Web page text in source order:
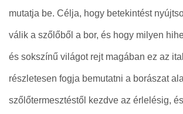
mutatja be. Célja, hogy betekintést
válik a szőlőből a bor, és hogy milyen
és sokszínű világot rejt magában ez az
részletesen fogja bemutatni a borászat
szőlőtermesztéstől kezdve az érlelésig,